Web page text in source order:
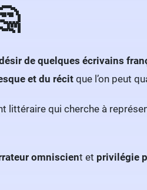
de quelques écrivains
et du récit que l’on peut
littéraire qui cherche à
omniscient et privilégie